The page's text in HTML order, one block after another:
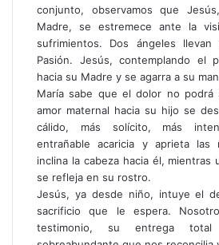
conjunto, observamos que
Madre, se estremece ante la
sufrimientos. Dos ángeles
Pasión. Jesús, contemplando el
hacia su Madre y se agarra a su
María sabe que el dolor no podrá
amor maternal hacia su hijo se
cálido, más solícito, más
entrañable acaricia y aprieta
inclina la cabeza hacia él,
se refleja en su rostro.
Jesús, ya desde niño, intuye el
sacrificio que le espera.
testimonio, su entrega